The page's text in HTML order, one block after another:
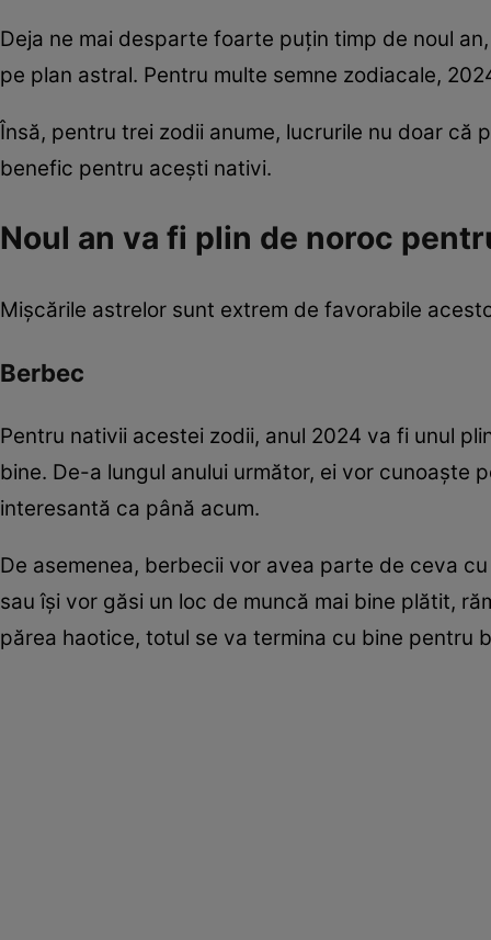
Deja ne mai desparte foarte puțin timp de noul
pe plan astral. Pentru multe semne zodiacale,
Însă, pentru trei zodii anume, lucrurile nu doar că
benefic pentru acești nativi.
Noul an va fi plin de noroc
Mișcările astrelor sunt extrem de favorabile
Berbec
Pentru nativii acestei zodii, anul 2024 va fi unul
bine. De-a lungul anului următor, ei vor cunoaște
interesantă ca până acum.
De asemenea, berbecii vor avea parte de ceva
sau își vor găsi un loc de muncă mai bine plătit,
părea haotice, totul se va termina cu bine pentru